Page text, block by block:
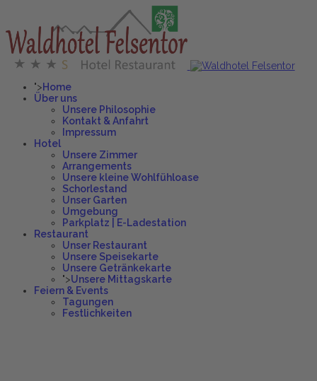
">Home
Über uns
Unsere Philosophie
Kontakt & Anfahrt
Impressum
Hotel
Unsere Zimmer
Arrangements
Unsere kleine Wohlfühloase
Schorlestand
Unser Garten
Umgebung
Parkplatz | E-Ladestation
Restaurant
Unser Restaurant
Unsere Speisekarte
Unsere Getränkekarte
">Unsere Mittagskarte
Feiern & Events
Tagungen
Festlichkeiten